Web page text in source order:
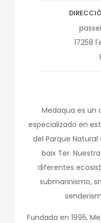
17258
Medaqua es
especializado en
del Parque
baix Ter.
diferentes
submarinismo,
Fundada en 1995,